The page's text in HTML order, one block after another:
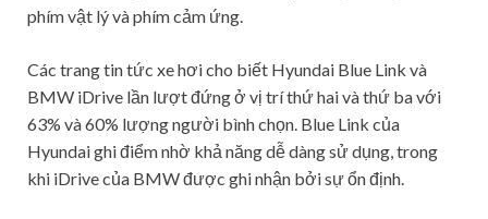
phím vật lý và phím cảm ứng.
Các trang tin tức xe hơi cho biết Hyundai Blue Link và
BMW iDrive lần lượt đứng ở vị trí thứ hai và thứ ba với
63% và 60% lượng người bình chọn. Blue Link của
Hyundai ghi điểm nhờ khả năng dễ dàng sử dụng, trong
khi iDrive của BMW được ghi nhận bởi sự ổn định.